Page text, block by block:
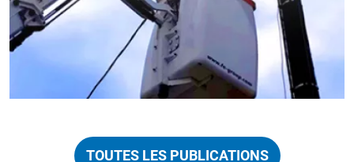
TOUTES LES PUBLICATIONS